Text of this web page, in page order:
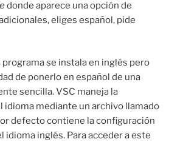
donde aparece una opción de
eliges español, pide
se instala en inglés pero
de ponerlo en español de una
sencilla. VSC maneja la
idioma mediante un archivo llamado
defecto contiene la configuración
idioma inglés. Para acceder a este